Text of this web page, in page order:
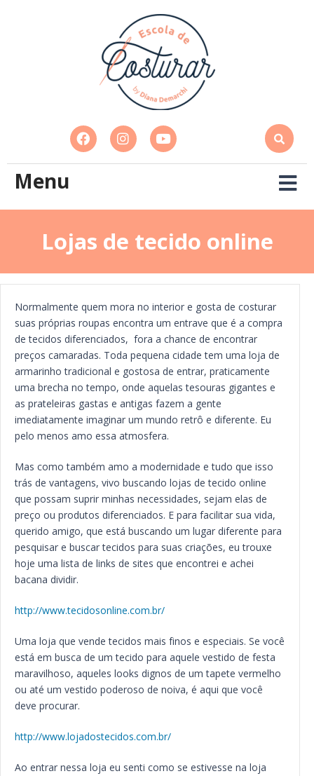
Menu
Lojas de tecido online
Normalmente quem mora no interior e gosta de costurar
suas próprias roupas encontra um entrave que é a compra
de tecidos diferenciados, fora a chance de encontrar
preços camaradas. Toda pequena cidade tem uma loja de
armarinho tradicional e gostosa de entrar, praticamente
uma brecha no tempo, onde aquelas tesouras gigantes e
as prateleiras gastas e antigas fazem a gente
imediatamente imaginar um mundo retrô e diferente. Eu
pelo menos amo essa atmosfera.
Mas como também amo a modernidade e tudo que isso
trás de vantagens, vivo buscando lojas de tecido online
que possam suprir minhas necessidades, sejam elas de
preço ou produtos diferenciados. E para facilitar sua vida,
querido amigo, que está buscando um lugar diferente para
pesquisar e buscar tecidos para suas criações, eu trouxe
hoje uma lista de links de sites que encontrei e achei
bacana dividir.
http://www.tecidosonline.com.br/
Uma loja que vende tecidos mais finos e especiais. Se você
está em busca de um tecido para aquele vestido de festa
maravilhoso, aqueles looks dignos de um tapete vermelho
ou até um vestido poderoso de noiva, é aqui que você
deve procurar.
http://www.lojadostecidos.com.br/
Ao entrar nessa loja eu senti como se estivesse na loja